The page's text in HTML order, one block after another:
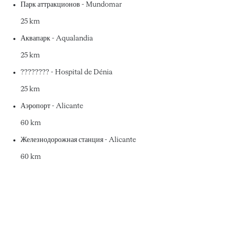
Парк аттракционов - Mundomar
25 km
Аквапарк - Aqualandia
25 km
???????? - Hospital de Dénia
25 km
Аэропорт - Alicante
60 km
Железнодорожная станция - Alicante
60 km